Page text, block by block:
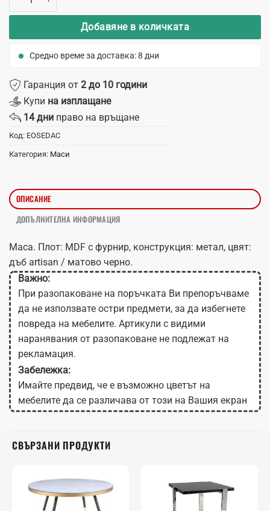
Добавяне в количката
Средно време за доставка: 8 дни
Гаранция от 2 до 10 години
Купи на изплащане
14 дни право на връщане
Код: EOSEDAC
Категория: Маси
ОПИСАНИЕ
ДОПЪЛНИТЕЛНА ИНФОРМАЦИЯ
Маса. Плот: MDF с фурнир, конструкция: метал, цвят:
дъб artisan / матово черно.
Важно:
При разопаковане на поръчката Ви препоръчваме
да не използвате остри предмети, за да избегнете
повреда на мебелите. Артикули с видими
наранявания от разопаковане не подлежат на
рекламация.
Забележка:
Имайте предвид, че е възможно цветът на
мебелите да се различава от този на Вашия екран
в зависимост от настройките на монитора.
СВЪРЗАНИ ПРОДУКТИ